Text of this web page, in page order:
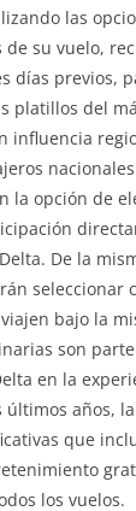
las
de su vuelo,
días previos,
platillos del
influencia
la opción de
De la
seleccionar
bajo la
son
en la
años,
que
los vuelos.